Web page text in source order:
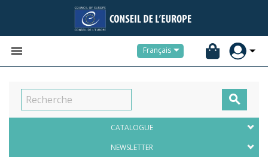
 Français

CATALOGUE
NEWSLETTER